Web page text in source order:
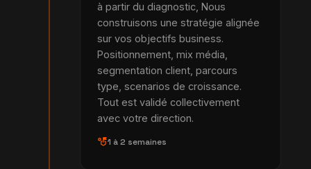
à partir du diagnostic, Nous
construisons une stratégie alignée
sur vos objectifs business.
Positionnement, mix média,
segmentation client, parcours
type, scenarios de croissance.
Tout est validé collectivement
avec votre direction.
strategy1 à 2 semaines